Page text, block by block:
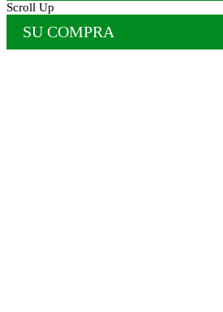
Scroll Up
SU COMPRA